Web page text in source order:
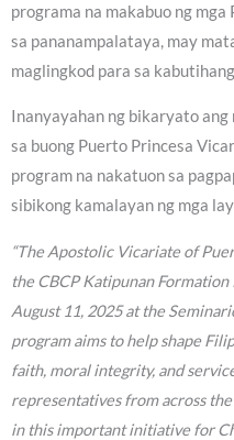
programa na makabuo ng
sa pananampalataya, may
maglingkod para sa
Inanyayahan ng bikaryato
sa buong Puerto Princesa
program na nakatuon sa
sibikong kamalayan ng mga
“The Apostolic Vicariate of
the CBCP Katipunan
August 11, 2025 at the
program aims to help shape
faith, moral integrity, and
representatives from across
in this important initiative for